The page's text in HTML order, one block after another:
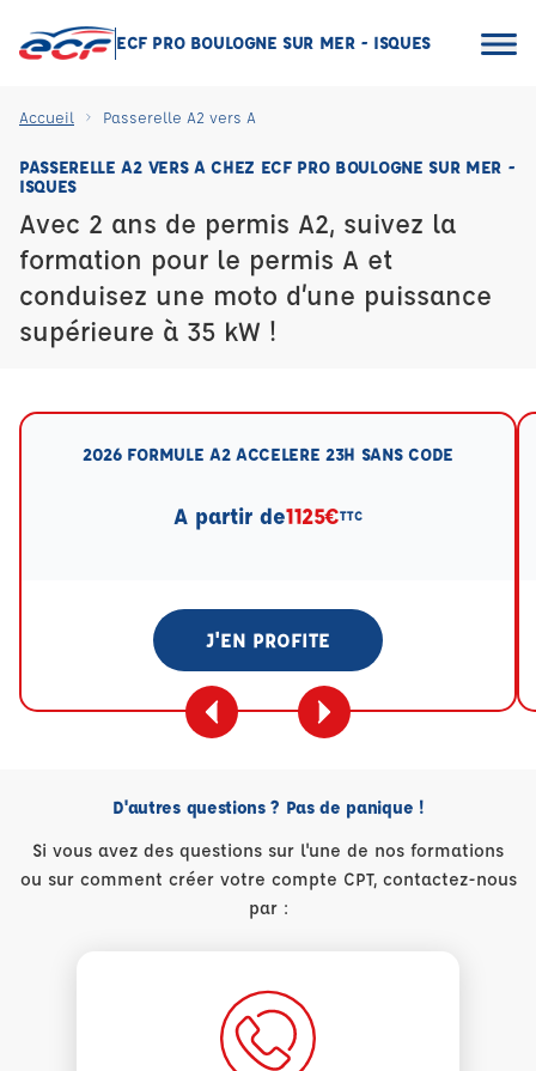
ECF PRO BOULOGNE SUR MER - ISQUES
Accueil Passerelle A2 vers A
PASSERELLE A2 VERS A CHEZ ECF PRO BOULOGNE SUR MER -
ISQUES
Avec 2 ans de permis A2, suivez la
formation pour le permis A et
conduisez une moto d’une puissance
supérieure à 35 kW !
2026 FORMULE A2 ACCELERE 23H SANS CODE
A partir de1125€TTC
J'EN PROFITE
D'autres questions ? Pas de panique !
Si vous avez des questions sur l'une de nos formations
ou sur comment créer votre compte CPT, contactez-nous
par :